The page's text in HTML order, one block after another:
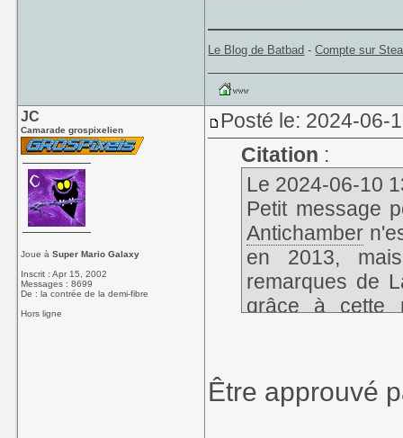
Le Blog de Batbad -Compte sur
JC
Camarade grospixelien
Joue àSuper Mario Galaxy
Inscrit : Apr 15, 2002
Messages : 8699
De : la contrée de la demi-fibre
Hors ligne
Posté le: 2024-06-
Citation :
Le 2024-06-10
Petit message
Antichamber
en 2013,
remarques de
grâce à cette
Être approuvé